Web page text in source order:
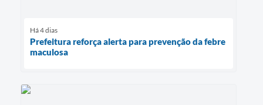
Há 4 dias
Prefeitura reforça alerta para prevenção da febre
maculosa